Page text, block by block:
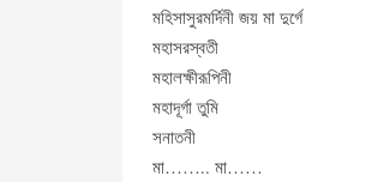
মহিসাসুরমর্দিনী জয় মা দুর্গে
মহাসরস্বতী
মহালক্ষীরূপিনী
মহাদূর্গা তুমি
সনাতনী
মা…….. মা……